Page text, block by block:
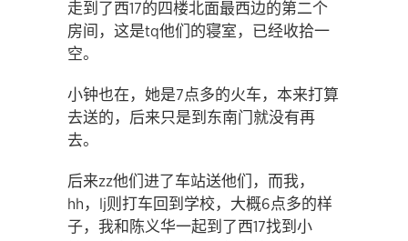
走到了西17的四楼北面最西边的第二个
房间，这是tq他们的寝室，已经收拾一
空。
小钟也在，她是7点多的火车，本来打算
去送的，后来只是到东南门就没有再
去。
后来zz他们进了车站送他们，而我，
hh，lj则打车回到学校，大概6点多的样
子，我和陈义华一起到了西17找到小